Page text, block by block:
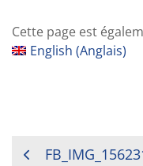
Cette page est
English (Anglais)
NAVIGATION